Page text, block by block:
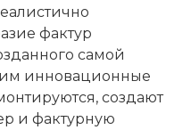
фактур
самой
инновационные
создают
и фактурную